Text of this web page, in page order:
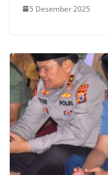
5 Desember 2025